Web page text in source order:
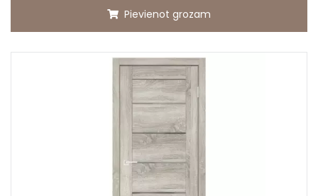
Pievienot grozam